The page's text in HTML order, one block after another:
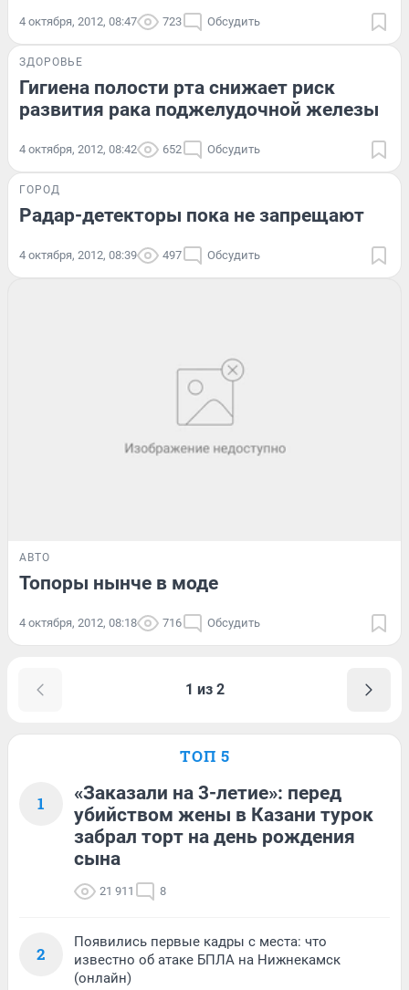
4 октября, 2012, 08:47 723 Обсудить
ЗДОРОВЬЕ
Гигиена полости рта снижает риск
развития рака поджелудочной железы
4 октября, 2012, 08:42 652 Обсудить
ГОРОД
Радар-детекторы пока не запрещают
4 октября, 2012, 08:39 497 Обсудить
АВТО
Топоры нынче в моде
4 октября, 2012, 08:18 716 Обсудить
1 из 2
ТОП 5
1
«Заказали на 3-летие»: перед
убийством жены в Казани турок
забрал торт на день рождения
сына
21 911 8
2
Появились первые кадры с места: что
известно об атаке БПЛА на Нижнекамск
(онлайн)